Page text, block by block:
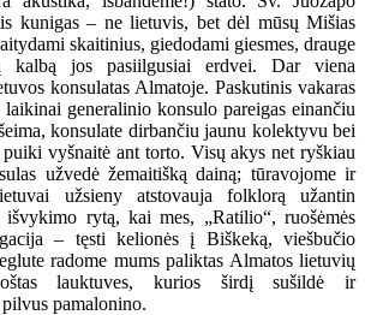
kunigas – ne lietuvis, bet dėl mūsų Mišias
skaitinius, giedodami giesmes, drauge
kalbą jos pasiilgusiai erdvei. Dar viena
konsulatas Almatoje. Paskutinis vakaras
laikinai generalinio konsulo pareigas einančiu
konsulate dirbančiu jaunu kolektyvu bei
vyšnaitė ant torto. Visų akys net ryškiau
užvedė žemaitišką dainą; tūravojome ir
užsieny atstovauja folklorą užantin
išvykimo rytą, kai mes, „Ratilio“, ruošėmės
– tęsti kelionės į Biškeką, viešbučio
radome mums paliktas Almatos lietuvių
lauktuves, kurios širdį sušildė ir
pamalonino.